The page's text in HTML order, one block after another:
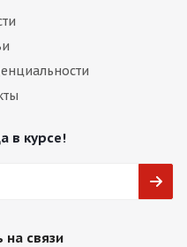
в курсе!
на связи